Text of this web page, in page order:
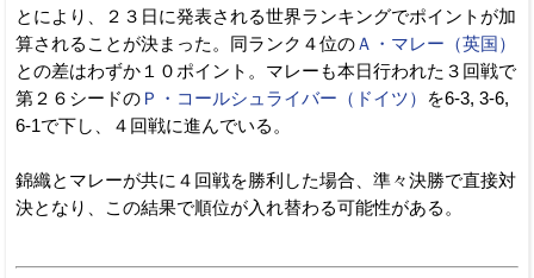
とにより、２３日に発表される世界ランキングでポイントが加
算されることが決まった。同ランク４位のＡ・マレー（英国）
との差はわずか１０ポイント。マレーも本日行われた３回戦で
第２６シードの Ｐ・コールシュライバー（ドイツ）
を6-3, 3-6,
6-1で下し、４回戦に進んでいる。
錦織とマレーが共に４回戦を勝利した場合、準々決勝で直接対
決となり、この結果で順位が入れ替わる可能性がある。